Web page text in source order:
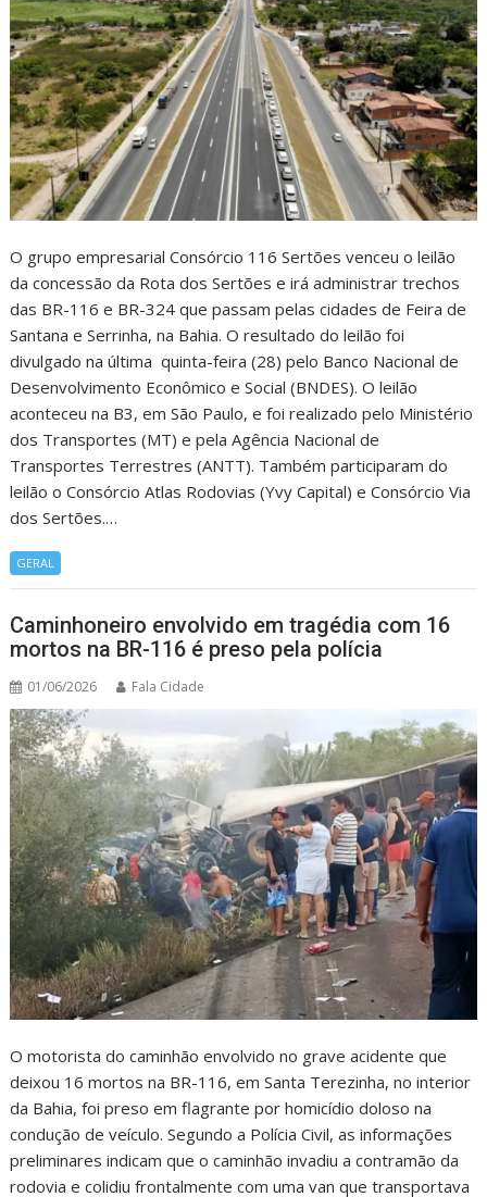
O grupo empresarial Consórcio 116 Sertões venceu o leilão
da concessão da Rota dos Sertões e irá administrar trechos
das BR-116 e BR-324 que passam pelas cidades de Feira de
Santana e Serrinha, na Bahia. O resultado do leilão foi
divulgado na última quinta-feira (28) pelo Banco Nacional de
Desenvolvimento Econômico e Social (BNDES). O leilão
aconteceu na B3, em São Paulo, e foi realizado pelo Ministério
dos Transportes (MT) e pela Agência Nacional de
Transportes Terrestres (ANTT). Também participaram do
leilão o Consórcio Atlas Rodovias (Yvy Capital) e Consórcio Via
dos Sertões.…
GERAL
Caminhoneiro envolvido em tragédia com 16
mortos na BR-116 é preso pela polícia
01/06/2026 Fala Cidade
O motorista do caminhão envolvido no grave acidente que
deixou 16 mortos na BR-116, em Santa Terezinha, no interior
da Bahia, foi preso em flagrante por homicídio doloso na
condução de veículo. Segundo a Polícia Civil, as informações
preliminares indicam que o caminhão invadiu a contramão da
rodovia e colidiu frontalmente com uma van que transportava